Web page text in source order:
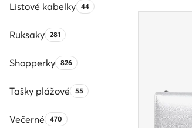
Listové kabelkyPočet produktov:
44
RuksakyPočet produktov:
281
ShopperkyPočet produktov:
826
Tašky plážovéPočet produktov:
55
VečernéPočet produktov:
470